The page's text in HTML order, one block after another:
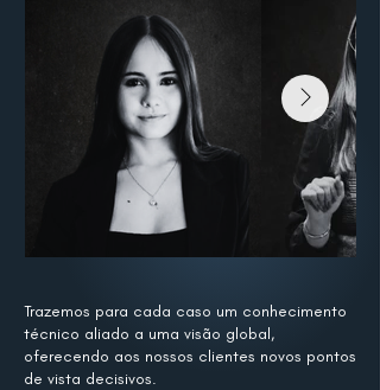
Trazemos para cada caso um conhecimento
técnico aliado a uma visão global,
oferecendo aos nossos clientes novos pontos
de vista decisivos.